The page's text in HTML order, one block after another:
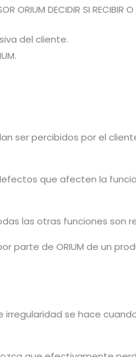
ORIUM DECIDIR SI RECIBIR O
del cliente.
ser percibidos por el
que afecten la
las otras funciones son
parte de ORIUM de un
irregularidad se hace